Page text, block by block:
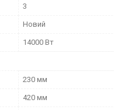
3
Новий
14000 Вт
230 мм
420 мм